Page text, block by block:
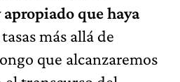
que haya
más allá de
que alcanzaremos